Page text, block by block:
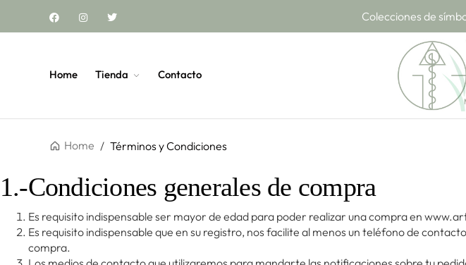
Colecciones de
Home Tienda Contacto
Home / Términos y Condiciones
1.-Condiciones generales de compra
Es requisito indispensable ser mayor de edad para poder realizar una compra en
Es requisito indispensable que en su registro, nos facilite al menos un teléfono de
compra.